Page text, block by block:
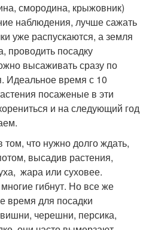
смородина, крыжовник)
наблюдения, лучше сажать
уже распускаются, а земля
проводить посадку
высаживать сразу по
Идеальное время с 10
посаженые в эти
и на следующий год
что нужно долго ждать,
высадив растения,
жара или суховее.
гибнут. Но все же
время для посадки
черешни, персика,